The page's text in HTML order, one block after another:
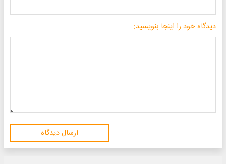
دیدگاه خود را اینجا بنویسید:
ارسال دیدگاه